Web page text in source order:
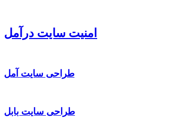
امنیت سایت درآمل
طراحی سایت آمل
طراحی سایت بابل